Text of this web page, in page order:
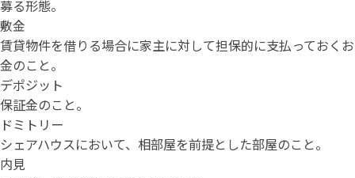
募る形態。
敷金
賃貸物件を借りる場合に家主に対して担保的に支払っておくお
金のこと。
デポジット
保証金のこと。
ドミトリー
シェアハウスにおいて、相部屋を前提とした部屋のこと。
内見